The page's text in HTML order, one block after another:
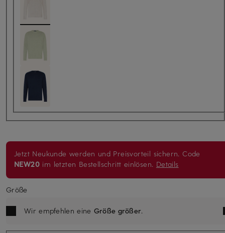
Jetzt Neukunde werden und Preisvorteil sichern. Code
NEW20 im letzten Bestellschritt einlösen. Details
Größe
Wir empfehlen eine Größe größer.